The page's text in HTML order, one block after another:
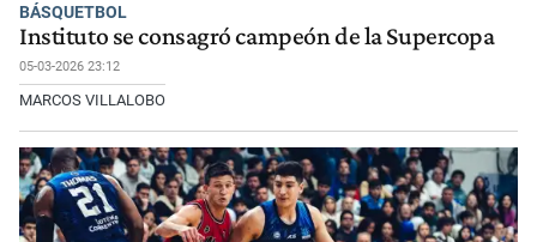
BÁSQUETBOL
Instituto se consagró campeón de la Supercopa
05-03-2026 23:12
MARCOS VILLALOBO